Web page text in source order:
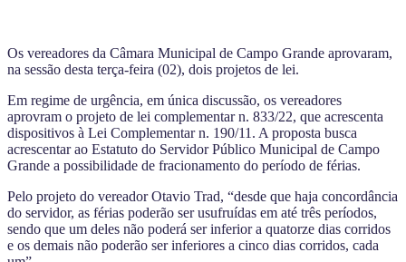
Os vereadores da Câmara Municipal de Campo Grande aprovaram,
na sessão desta terça-feira (02), dois projetos de lei.
Em regime de urgência, em única discussão, os vereadores
aprovram o projeto de lei complementar n. 833/22, que acrescenta
dispositivos à Lei Complementar n. 190/11. A proposta busca
acrescentar ao Estatuto do Servidor Público Municipal de Campo
Grande a possibilidade de fracionamento do período de férias.
Pelo projeto do vereador Otavio Trad, “desde que haja concordância
do servidor, as férias poderão ser usufruídas em até três períodos,
sendo que um deles não poderá ser inferior a quatorze dias corridos
e os demais não poderão ser inferiores a cinco dias corridos, cada